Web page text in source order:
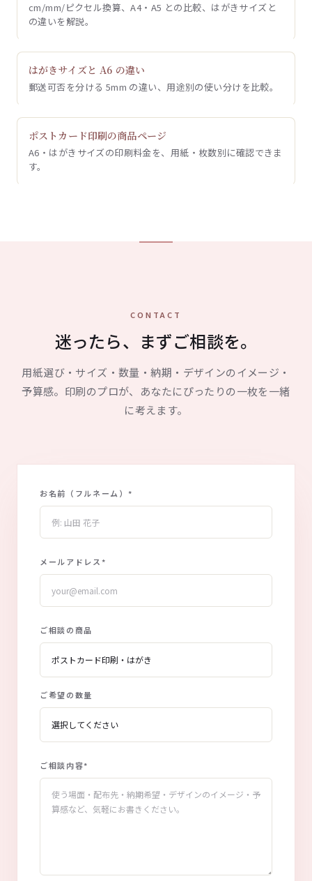
cm/mm/ピクセル換算、A4・A5 との比較、はがきサイズと
の違いを解説。
はがきサイズと A6 の違い
郵送可否を分ける 5mm の違い、用途別の使い分けを比較。
ポストカード印刷の商品ページ
A6・はがきサイズの印刷料金を、用紙・枚数別に確認できま
す。
CONTACT
迷ったら、まずご相談を。
用紙選び・サイズ・数量・納期・デザインのイメージ・
予算感。印刷のプロが、あなたにぴったりの一枚を一緒
に考えます。
お名前（フルネーム） *
メールアドレス*
ご相談の商品
ご希望の数量
ご相談内容*